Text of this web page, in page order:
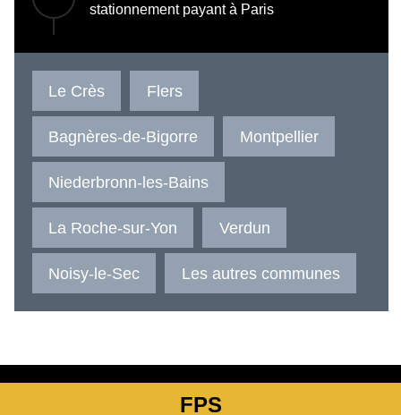
stationnement payant à Paris
Le Crès Flers
Bagnères-de-Bigorre Montpellier
Niederbronn-les-Bains
La Roche-sur-Yon Verdun
Noisy-le-Sec Les autres communes
FPS